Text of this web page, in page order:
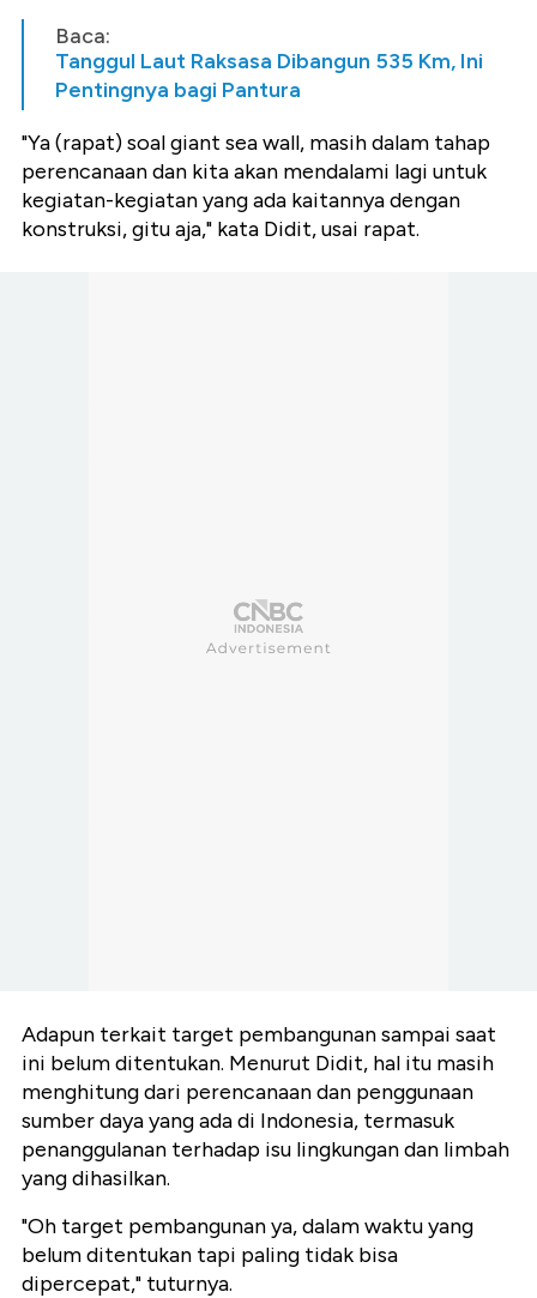
Baca:
Tanggul Laut Raksasa Dibangun 535 Km, Ini
Pentingnya bagi Pantura
"Ya (rapat) soal giant sea wall, masih dalam tahap
perencanaan dan kita akan mendalami lagi untuk
kegiatan-kegiatan yang ada kaitannya dengan
konstruksi, gitu aja," kata Didit, usai rapat.
Adapun terkait target pembangunan sampai saat
ini belum ditentukan. Menurut Didit, hal itu masih
menghitung dari perencanaan dan penggunaan
sumber daya yang ada di Indonesia, termasuk
penanggulanan terhadap isu lingkungan dan limbah
yang dihasilkan.
"Oh target pembangunan ya, dalam waktu yang
belum ditentukan tapi paling tidak bisa
dipercepat," tuturnya.